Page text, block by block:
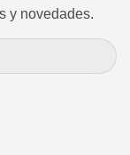
y novedades.